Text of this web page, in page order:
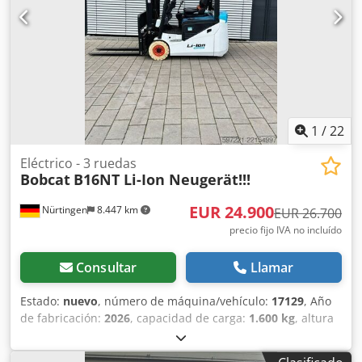
277 Ah
1 /22
Nürtingen 8.447 km
Eléctrico - 3 ruedas
Bobcat B16NT Li-Ion Neugerät!!!
EUR 24.900EUR 26.700
precio fijo IVA no incluído
Consultar Llamar
Estado: nuevo, número de máquina/vehículo: 17129, Año
de fabricación: 2026, capacidad de carga: 1.600 kg, altura
, ascensor libre:
de carga:500 mm, tipo de combustible:eléctrico, tipo de